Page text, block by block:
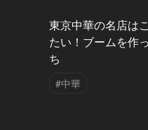
東京中華の名店は
たい！ブームを作
ち
#中華